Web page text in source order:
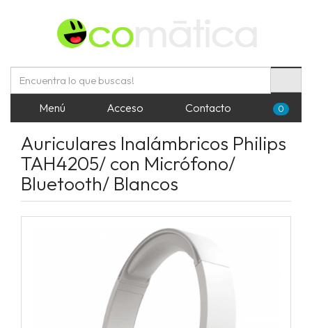
Menú Acceso Contacto 0
Auriculares Inalámbricos Philips
TAH4205/ con Micrófono/
Bluetooth/ Blancos